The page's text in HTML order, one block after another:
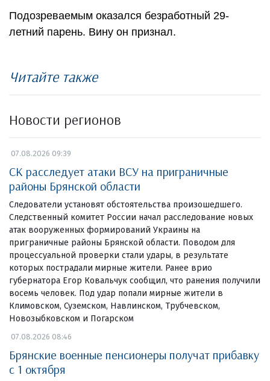
Подозреваемым оказался безработный 29-
летний парень. Вину он признал.
Читайте также
Новости регионов
07.08.2026 09:39
СК расследует атаки ВСУ на приграничные
районы Брянской области
Следователи установят обстоятельства произошедшего.
Следственный комитет России начал расследование новых
атак вооруженных формирований Украины на
приграничные районы Брянской области. Поводом для
процессуальной проверки стали удары, в результате
которых пострадали мирные жители. Ранее врио
губернатора Егор Ковальчук сообщил, что ранения получили
восемь человек. Под удар попали мирные жители в
Климовском, Суземском, Навлинском, Трубчевском,
Новозыбковском и Погарском
07.08.2026 08:46
Брянские военные пенсионеры получат прибавку
с 1 октября